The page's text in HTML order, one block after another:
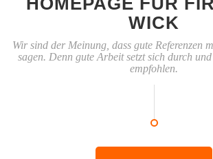
WICK
Wir sind der Meinung, dass gute Referenzen
sagen. Denn gute Arbeit setzt sich durch
empfohlen.